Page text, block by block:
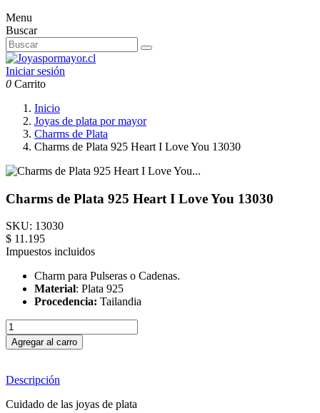
Menu
Buscar
Iniciar sesión
0 Carrito
Inicio
Joyas de plata por mayor
Charms de Plata
Charms de Plata 925 Heart I Love You 13030
Charms de Plata 925 Heart I Love You 13030
SKU: 13030
$ 11.195
Impuestos incluidos
Charm para Pulseras o Cadenas.
Material: Plata 925
Procedencia: Tailandia
Agregar al carro
Descripción
Cuidado de las joyas de plata